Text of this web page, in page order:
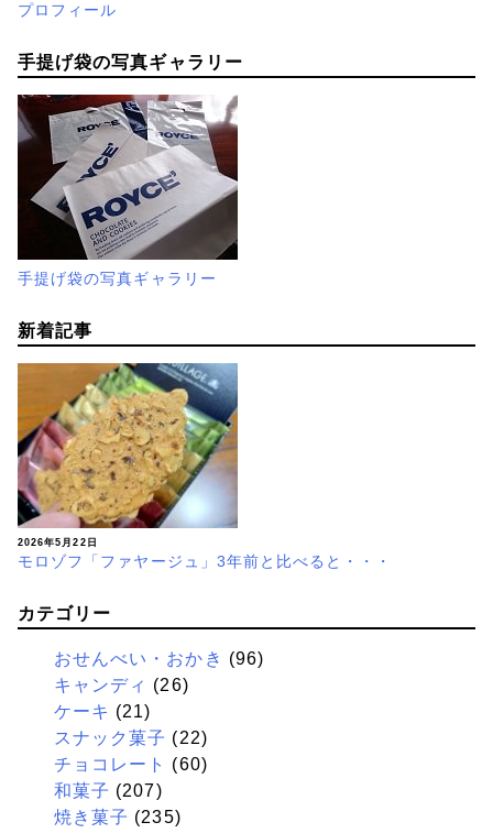
プロフィール
手提げ袋の写真ギャラリー
手提げ袋の写真ギャラリー
新着記事
2026年5月22日
モロゾフ「ファヤージュ」3年前と比べると・・・
カテゴリー
おせんべい・おかき (96)
キャンディ (26)
ケーキ (21)
スナック菓子 (22)
チョコレート
(60)
和菓子 (207)
焼き菓子 (235)